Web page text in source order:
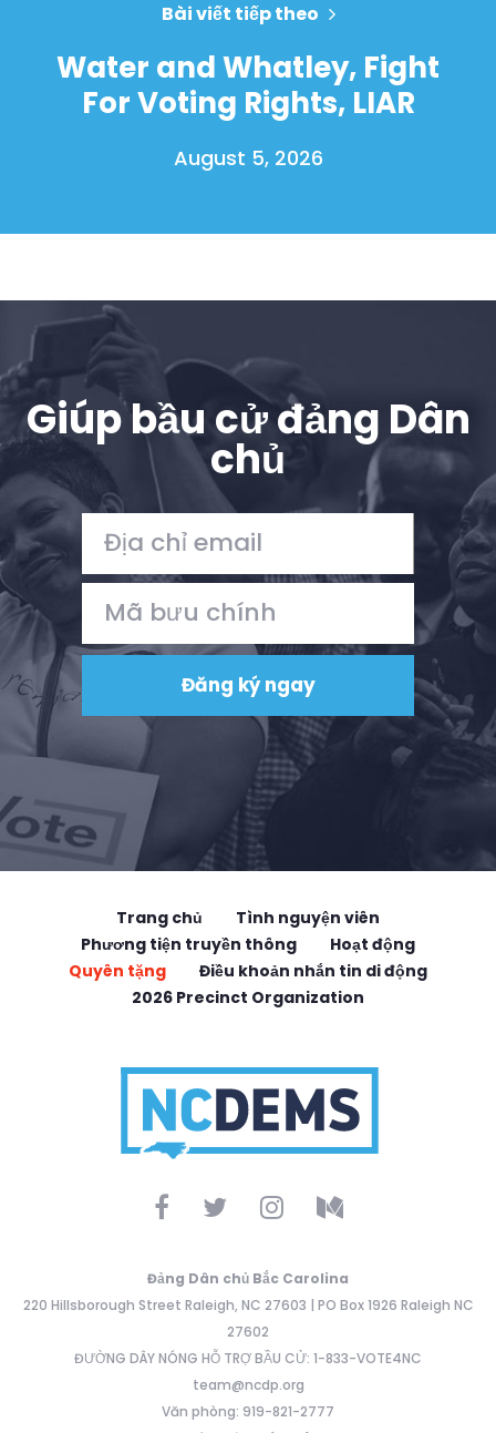
Trang chủ
Làm việc với chúng tôi
Nhấn
Bữa tiệc của bạn
Hoạt động
Quyên tặng
Bài viết tiếp theo
Water and Whatley, Fight
For Voting Rights, LIAR
August 5, 2026
Giúp bầu cử đảng Dân
chủ
Trang chủ
Tình nguyện viên
Phương tiện truyền thông
Hoạt động
Quyên tặng
Điều khoản nhắn tin di động
2026 Precinct Organization
Đảng Dân chủ Bắc Carolina
220 Hillsborough Street Raleigh, NC 27603 | PO Box 1926 Raleigh NC
27602
ĐƯỜNG DÂY NÓNG HỖ TRỢ BẦU CỬ: 1-833-VOTE4NC
team@ncdp.org
Văn phòng: 919-821-2777